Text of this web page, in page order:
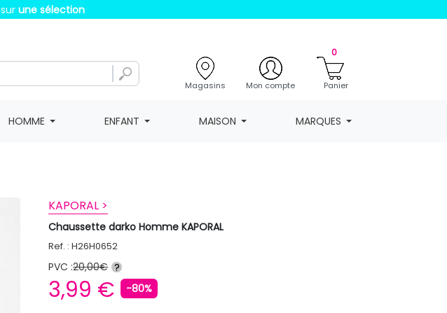
sur une sélection
Magasins Mon compte
0
Panier
HOMME ENFANT MAISON MARQUES
KAPORAL >
Chaussette darko Homme KAPORAL
Ref. : H26H0652
PVC :20,00€ ?
3,99 € -80%